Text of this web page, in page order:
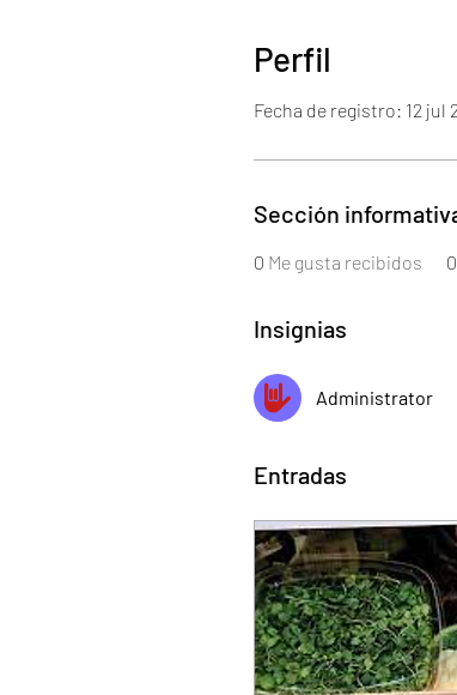
Perfil
Fecha de registro: 12 jul
Sección
0 Me gusta recibidos 0
Insignias
Administrator
Entradas